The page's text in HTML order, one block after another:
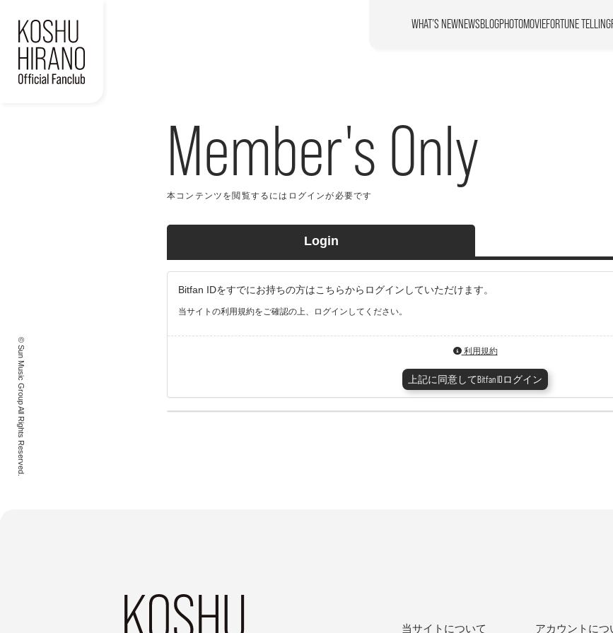
WHAT’S NEWNEWSBLOGPHOTOMOVIEFORTUNE TELLING
© Sun Music Group All Rights Reserved.
Member's Only
本コンテンツを閲覧するにはログインが必要です
Login
Bitfan IDをすでにお持ちの方はこちらからログインしていただけます。
当サイトの利用規約をご確認の上、ログインしてください。
利用規約
上記に同意してBitfan IDログイン
当サイトについて アカウントにつ